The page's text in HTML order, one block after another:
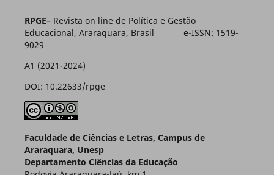
RPGE– Revista on line de Política e Gestão
Educacional, Araraquara, Brasil e-ISSN: 1519-
9029
A1 (2021-2024)
DOI: 10.22633/rpge
Faculdade de Ciências e Letras, Campus de
Araraquara, Unesp
Departamento Ciências da Educação